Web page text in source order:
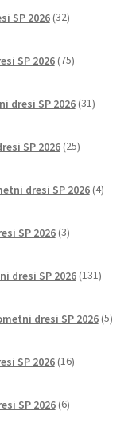
SP 2026 32izdelkov
SP 2026 75izdelkov
dresi SP 2026 31izdelkov
SP 2026 25izdelkov
dresi SP 2026 4izdelki
SP 2026 3izdelki
dresi SP 2026 131
dresi SP 2026 5
SP 2026 16izdelkov
SP 2026 6izdelkov